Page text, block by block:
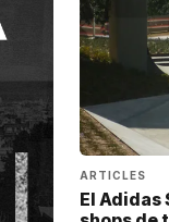
ARTICLES
El Adidas